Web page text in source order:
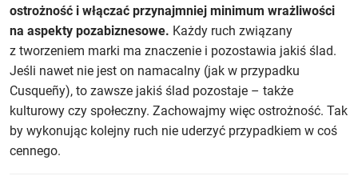
ostrożność i włączać przynajmniej minimum wrażliwości
na aspekty pozabiznesowe. Każdy ruch związany
z tworzeniem marki ma znaczenie i pozostawia jakiś ślad.
Jeśli nawet nie jest on namacalny (jak w przypadku
Cusqueñy), to zawsze jakiś ślad pozostaje – także
kulturowy czy społeczny. Zachowajmy więc ostrożność. Tak
by wykonując kolejny ruch nie uderzyć przypadkiem w coś
cennego.